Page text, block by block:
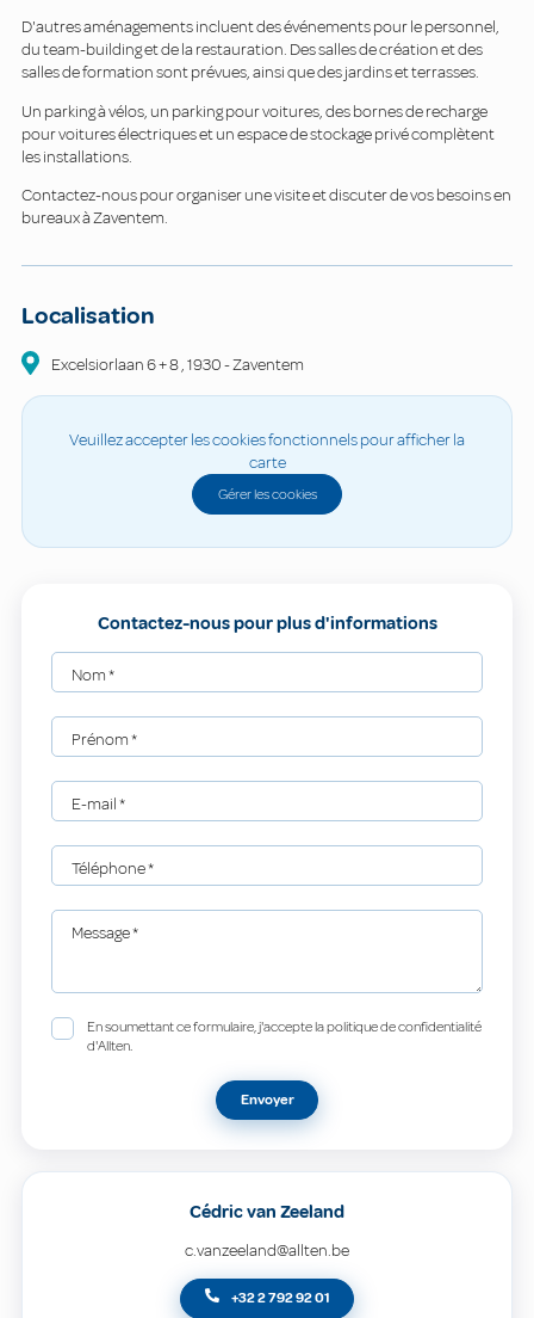
D'autres aménagements incluent des événements pour le personnel,
du team-building et de la restauration. Des salles de création et des
salles de formation sont prévues, ainsi que des jardins et terrasses.
Un parking à vélos, un parking pour voitures, des bornes de recharge
pour voitures électriques et un espace de stockage privé complètent
les installations.
Contactez-nous pour organiser une visite et discuter de vos besoins en
bureaux à Zaventem.
Localisation
Excelsiorlaan6 + 8,1930-Zaventem
Veuillez accepter les cookies fonctionnels pour afficher la
carte
Gérer les cookies
Contactez-nous pour plus d'informations
Nom*
Prénom*
E-mail*
Téléphone*
Message*
En soumettant ce formulaire, j'accepte la politique de confidentialité
d'Allten.
Envoyer
Cédric van Zeeland
c.vanzeeland@allten.be
+32 2 792 92 01